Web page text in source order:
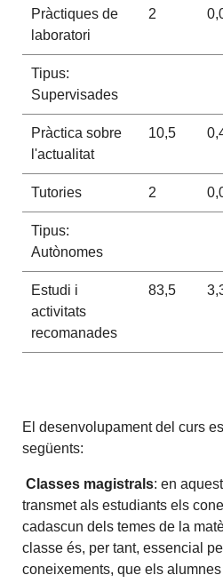
Pràctiques de
laboratori
2
Tipus:
Supervisades
Pràctica sobre
l'actualitat
10,5
Tutories 2
Tipus:
Autònomes
Estudi i
activitats
recomanades
83,5
El desenvolupament del curs
següents:
Classes magistrals: en
transmet als estudiants els
cadascun dels temes de la
classe és, per tant, essencial
coneixements, que els